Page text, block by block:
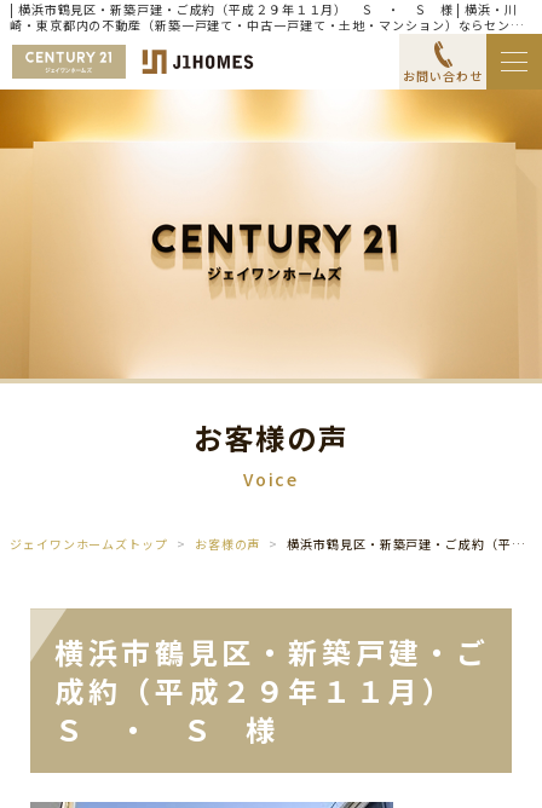
| 横浜市鶴見区・新築戸建・ご成約（平成２９年１１月） Ｓ ・ Ｓ 様 | 横浜・川
崎・東京都内の不動産（新築一戸建て・中古一戸建て・土地・マンション）ならセンチ
ュリー21ジェイワンホームズ
お問い合わせ
お客様の声
Voice
ジェイワンホームズトップ お客様の声 横浜市鶴見区・新築戸建・ご成約（平成２９年１１月） Ｓ ・ Ｓ 様
横浜市鶴見区・新築戸建・ご
成約（平成２９年１１月）
Ｓ ・ Ｓ 様